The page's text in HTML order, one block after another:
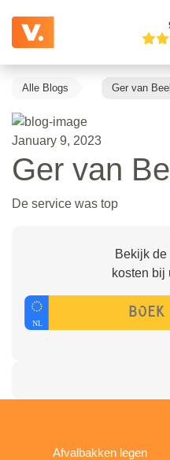
Alle Blogs Ger van
January 9, 2023
Ger van
De service was top
Bekijk
kosten bij
Afvalbakken legen